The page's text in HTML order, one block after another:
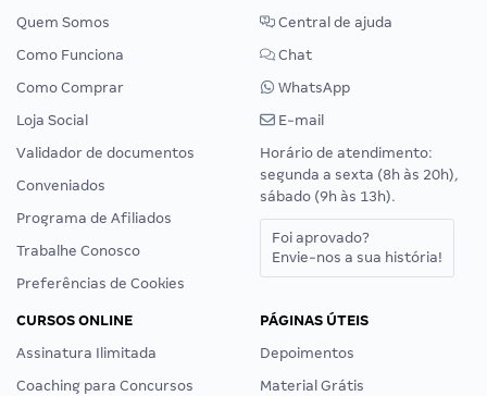
Quem Somos
Como Funciona
Como Comprar
Loja Social
Validador de documentos
Conveniados
Programa de Afiliados
Trabalhe Conosco
Preferências de Cookies
Central de ajuda
Chat
WhatsApp
E-mail
Horário de atendimento:
segunda a sexta (8h às 20h),
sábado (9h às 13h).
Foi aprovado?
Envie-nos a sua história!
CURSOS ONLINE
Assinatura Ilimitada
Coaching para Concursos
PÁGINAS ÚTEIS
Depoimentos
Material Grátis